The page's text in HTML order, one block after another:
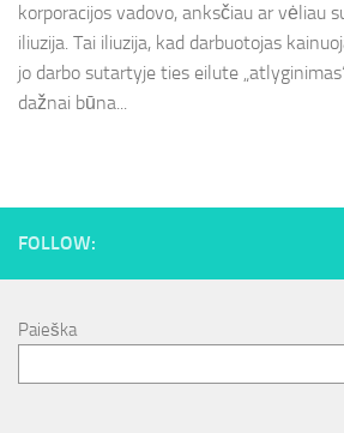
korporacijos vadovo, anksčiau ar vėliau
iliuzija. Tai iliuzija, kad darbuotojas
jo darbo sutartyje ties eilute
dažnai būna...
FOLLOW:
Paieška